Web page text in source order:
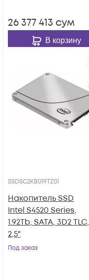
26 377 413 сум
В корзину
SSDSC2KB019TZ01
Накопитель SSD
Intel S4520 Series,
1.92Tb, SATA, 3D2 TLC,
2,5"
Под заказ